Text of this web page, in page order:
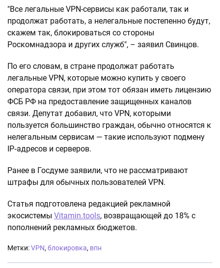
"Все легальные VPN-сервисы как работали, так и
продолжат работать, а нелегальные постепенно будут,
скажем так, блокироваться со стороны
Роскомнадзора и других служб", – заявил Свинцов.
По его словам, в стране продолжат работать
легальные VPN, которые можно купить у своего
оператора связи, при этом тот обязан иметь лицензию
ФСБ РФ на предоставление защищенных каналов
связи. Депутат добавил, что VPN, которыми
пользуется большинство граждан, обычно относятся к
нелегальным сервисам — такие используют подмену
IP‑адресов и серверов.
Ранее в Госдуме заявили, что не рассматривают
штрафы для обычных пользователей VPN.
Статья подготовлена редакцией рекламной
экосистемы Vitamin.tools, возвращающей до 18% с
пополнений рекламных бюджетов.
Метки:VPN, блокировка, впн